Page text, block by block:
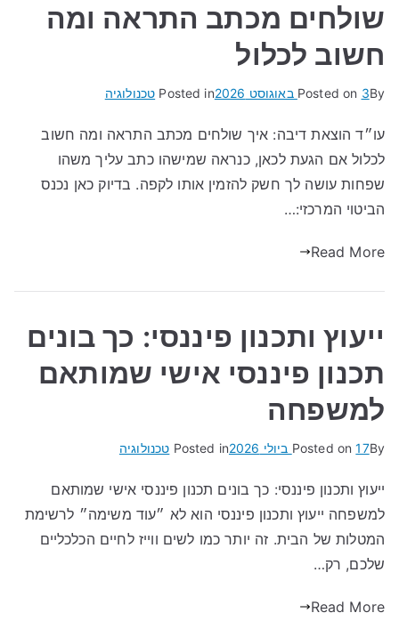
שולחים מכתב התראה ומה
חשוב לכלול
By
Posted on 3 באוגוסט 2026 Posted in טכנולוגיה
עו״ד הוצאת דיבה: איך שולחים מכתב התראה ומה חשוב
לכלול אם הגעת לכאן, כנראה שמישהו כתב עליך משהו
שפחות עושה לך חשק להזמין אותו לקפה. בדיוק כאן נכנס
הביטוי המרכזי:…
Read More
ייעוץ ותכנון פיננסי: כך בונים
תכנון פיננסי אישי שמותאם
למשפחה
By
Posted on17 ביולי 2026 Posted in טכנולוגיה
ייעוץ ותכנון פיננסי: כך בונים תכנון פיננסי אישי שמותאם
למשפחה ייעוץ ותכנון פיננסי הוא לא ״עוד משימה״ לרשימת
המטלות של הבית. זה יותר כמו לשים ווייז לחיים הכלכליים
שלכם, רק…
Read More